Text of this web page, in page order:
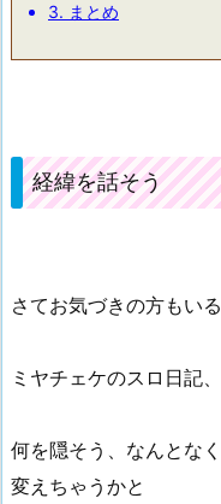
3. まとめ
経緯を話そう
さてお気づきの方もい
ミヤチェケのスロ日記、
何を隠そう、なんとな
変えちゃうかと